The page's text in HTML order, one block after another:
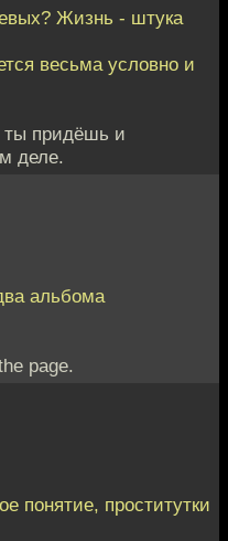
Жизнь - штука
весьма условно и
ты придёшь и
деле.
альбома
page.
понятие, проститутки